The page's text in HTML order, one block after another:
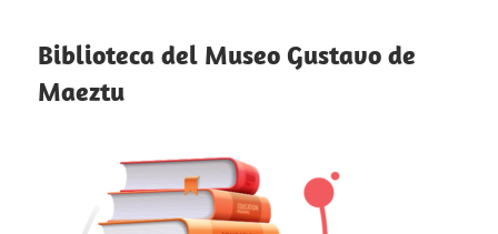
Biblioteca del Museo Gustavo de
Maeztu